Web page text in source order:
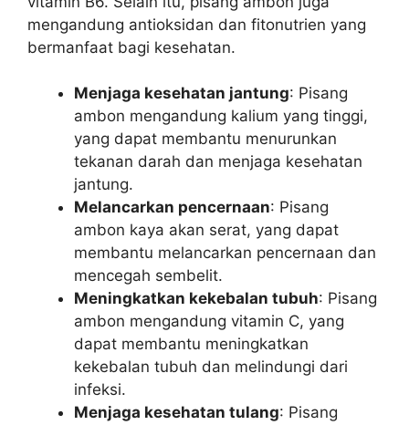
mengandung antioksidan dan fitonutrien yang
bermanfaat bagi kesehatan.
Menjaga kesehatan jantung: Pisang
ambon mengandung kalium yang tinggi,
yang dapat membantu menurunkan
tekanan darah dan menjaga kesehatan
jantung.
Melancarkan pencernaan: Pisang
ambon kaya akan serat, yang dapat
membantu melancarkan pencernaan dan
mencegah sembelit.
Meningkatkan kekebalan tubuh: Pisang
ambon mengandung vitamin C, yang
dapat membantu meningkatkan
kekebalan tubuh dan melindungi dari
infeksi.
Menjaga kesehatan tulang: Pisang